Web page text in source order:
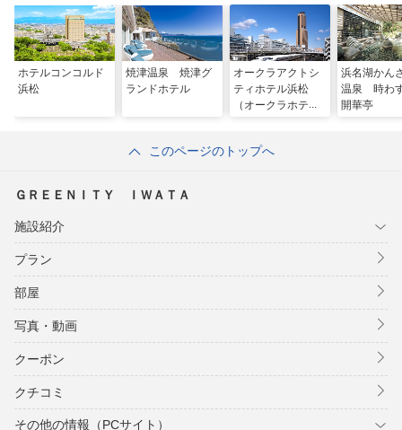
ホテルコンコルド
浜松
焼津温泉 焼津グ
ランドホテル
オークラアクトシ
ティホテル浜松
（オークラホテル
浜名湖かん
温泉 時わ
開華亭
このページのトップへ
ＧＲＥＥＮＩＴＹ ＩＷＡＴＡ
施設紹介
プラン
部屋
写真・動画
クーポン
クチコミ
その他の情報（PCサイト）